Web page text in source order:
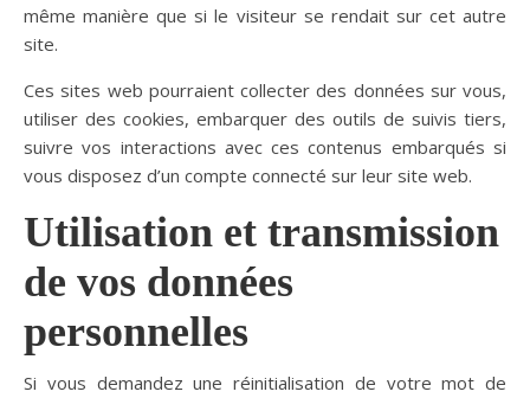
même manière que si le visiteur se rendait sur cet autre
site.
Ces sites web pourraient collecter des données sur vous,
utiliser des cookies, embarquer des outils de suivis tiers,
suivre vos interactions avec ces contenus embarqués si
vous disposez d’un compte connecté sur leur site web.
Utilisation et transmission
de vos données
personnelles
Si vous demandez une réinitialisation de votre mot de